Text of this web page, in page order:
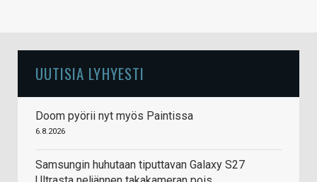
UUTISIA LYHYESTI
Doom pyörii nyt myös Paintissa
6.8.2026
Samsungin huhutaan tiputtavan Galaxy S27